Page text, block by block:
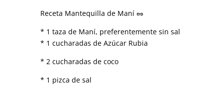
Receta Mantequilla de Maní 🥜
* 1 taza de Maní, preferentemente sin sal
* 1 cucharadas de Azúcar Rubia
* 2 cucharadas de coco
* 1 pizca de sal